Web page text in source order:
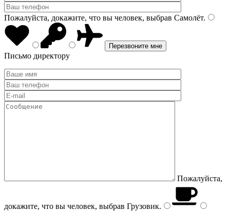
Пожалуйста, докажите, что вы человек, выбрав Самолёт.
Письмо директору
Пожалуйста,
докажите, что вы человек, выбрав Грузовик.